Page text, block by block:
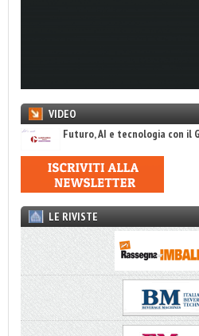
VIDEO
Futuro, AI e tecnologia con il
LE RIVISTE